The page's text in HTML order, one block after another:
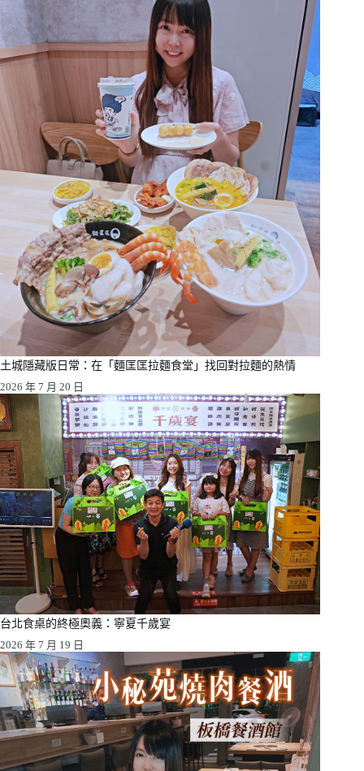
土城隱藏版日常：在「麵匡匡拉麵食堂」找回對拉麵的熱情
2026 年 7 月 20 日
台北食桌的終極奧義：寧夏千歲宴
2026 年 7 月 19 日